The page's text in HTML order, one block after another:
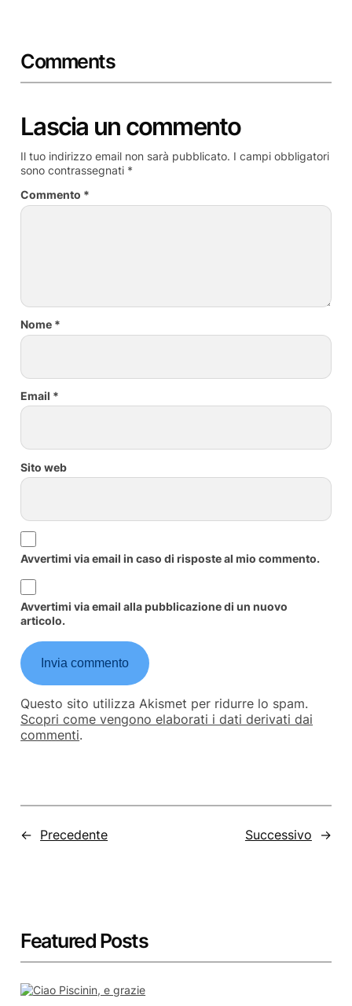
Comments
Lascia un commento
Il tuo indirizzo email non sarà pubblicato. I campi obbligatori
sono contrassegnati *
Commento *
Nome *
Email *
Sito web
Avvertimi via email in caso di risposte al mio commento.
Avvertimi via email alla pubblicazione di un nuovo
articolo.
Questo sito utilizza Akismet per ridurre lo spam.
Scopri come vengono elaborati i dati derivati dai
commenti.
← Precedente Successivo →
Featured Posts